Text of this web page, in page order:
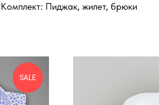
Комплект: Пиджак, жилет, брюки
SALE